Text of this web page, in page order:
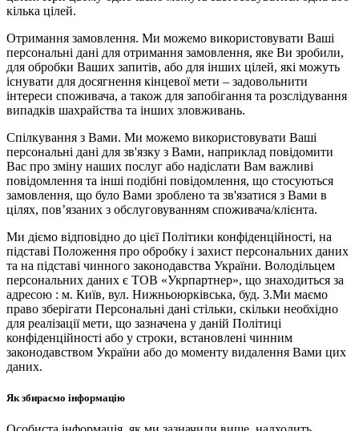
кілька цілей.
Отримання замовлення. Ми можемо використовувати Ваші
персональні дані для отримання замовлення, яке Ви зробили,
для обробки Ваших запитів, або для інших цілей, які можуть
існувати для досягнення кінцевої мети – задовольнити
інтереси споживача, а також для запобігання та розслідування
випадків шахрайства та інших зловживань.
Спілкування з Вами. Ми можемо використовувати Ваші
персональні дані для зв'язку з Вами, наприклад повідомити
Вас про зміну наших послуг або надіслати Вам важливі
повідомлення та інші подібні повідомлення, що стосуються
замовлення, що було Вами зроблено та зв'язатися з Вами в
цілях, пов’язаних з обслуговуванням споживача/клієнта.
Ми діємо відповідно до цієї Політики конфіденційності, на
підставі Положення про обробку і захист персональних даних
та на підставі чинного законодавства України. Володільцем
персональних даних є ТОВ «Укрпартнер», що знаходиться за
адресою : м. Київ, вул. Нижньоюркiвська, буд. 3.Ми маємо
право зберігати Персональні дані стільки, скільки необхідно
для реалізації мети, що зазначена у даній Політиці
конфіденційності або у строки, встановлені чинним
законодавством України або до моменту видалення Вами цих
даних.
Як збираємо інформацію